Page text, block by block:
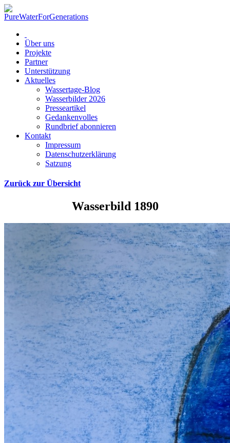
Über uns
Projekte
Partner
Unterstützung
Aktuelles
Wassertage-Blog
Wasserbilder 2026
Presseartikel
Gedankenvolles
Rundbrief abonnieren
Kontakt
Impressum
Datenschutzerklärung
Satzung
Zurück zur Übersicht
Wasserbild 1890